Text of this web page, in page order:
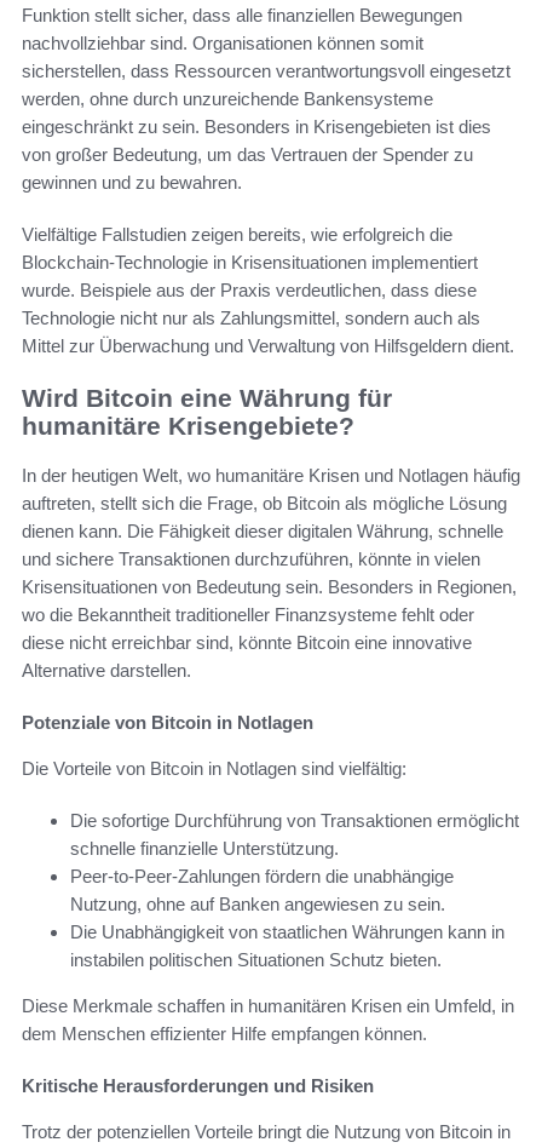
Funktion stellt sicher, dass alle finanziellen Bewegungen
nachvollziehbar sind. Organisationen können somit
sicherstellen, dass Ressourcen verantwortungsvoll eingesetzt
werden, ohne durch unzureichende Bankensysteme
eingeschränkt zu sein. Besonders in Krisengebieten ist dies
von großer Bedeutung, um das Vertrauen der Spender zu
gewinnen und zu bewahren.
Vielfältige Fallstudien zeigen bereits, wie erfolgreich die
Blockchain-Technologie in Krisensituationen implementiert
wurde. Beispiele aus der Praxis verdeutlichen, dass diese
Technologie nicht nur als Zahlungsmittel, sondern auch als
Mittel zur Überwachung und Verwaltung von Hilfsgeldern dient.
Wird Bitcoin eine Währung für
humanitäre Krisengebiete?
In der heutigen Welt, wo humanitäre Krisen und Notlagen häufig
auftreten, stellt sich die Frage, ob Bitcoin als mögliche Lösung
dienen kann. Die Fähigkeit dieser digitalen Währung, schnelle
und sichere Transaktionen durchzuführen, könnte in vielen
Krisensituationen von Bedeutung sein. Besonders in Regionen,
wo die Bekanntheit traditioneller Finanzsysteme fehlt oder
diese nicht erreichbar sind, könnte Bitcoin eine innovative
Alternative darstellen.
Potenziale von Bitcoin in Notlagen
Die Vorteile von Bitcoin in Notlagen sind vielfältig:
Die sofortige Durchführung von Transaktionen ermöglicht
schnelle finanzielle Unterstützung.
Peer-to-Peer-Zahlungen fördern die unabhängige
Nutzung, ohne auf Banken angewiesen zu sein.
Die Unabhängigkeit von staatlichen Währungen kann in
instabilen politischen Situationen Schutz bieten.
Diese Merkmale schaffen in humanitären Krisen ein Umfeld, in
dem Menschen effizienter Hilfe empfangen können.
Kritische Herausforderungen und Risiken
Trotz der potenziellen Vorteile bringt die Nutzung von Bitcoin in